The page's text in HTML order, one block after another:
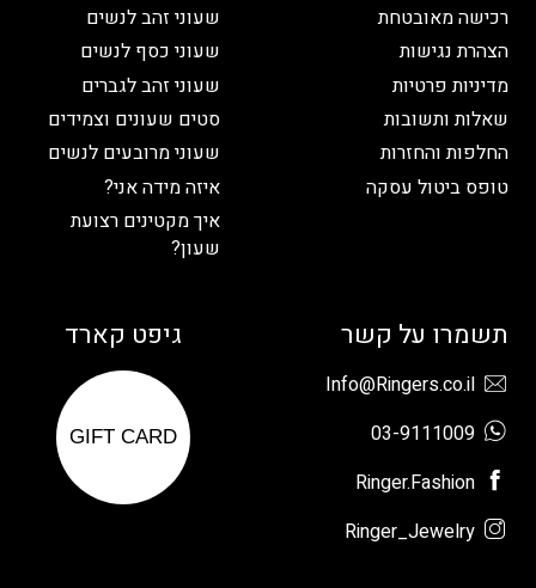
רכישה מאובטחת
הצהרת נגישות
מדיניות פרטיות
שאלות ותשובות
החלפות והחזרות
טופס ביטול עסקה
שעוני זהב לנשים
שעוני כסף לנשים
שעוני זהב לגברים
סטים שעונים וצמידים
שעוני מרובעים לנשים
איזה מידה אני?
איך מקטינים רצועת
שעון?
תשמרו על קשר
Info@Ringers.co.il
03-9111009
Ringer.Fashion
Ringer_Jewelry
גיפט קארד
GIFT CARD